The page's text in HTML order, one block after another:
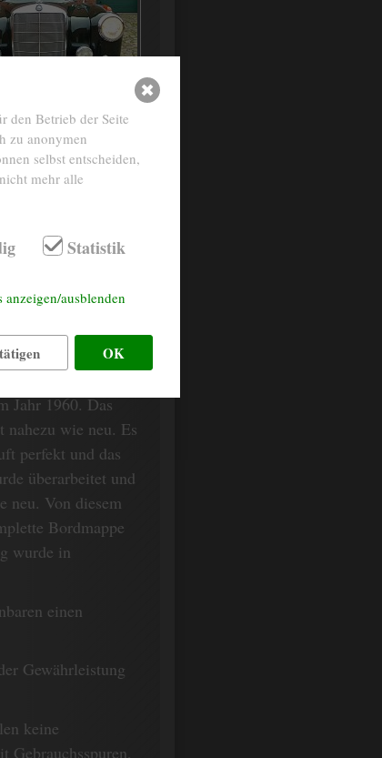
Jahr 1960. Das
nahezu wie neu. Es
perfekt und das
überarbeitet und
neu. Von diesem
Bordmappe
wurde in
einen
Gewährleistung
keine
Gebrauchsspuren,
den Betrieb der Seite
zu anonymen
selbst entscheiden,
mehr alle
Statistik
anzeigen/ausblenden
OK